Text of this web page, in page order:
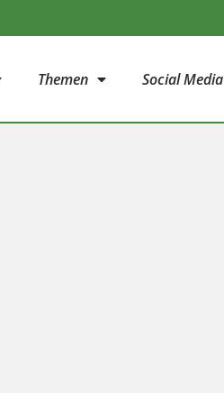
Themen Social Media